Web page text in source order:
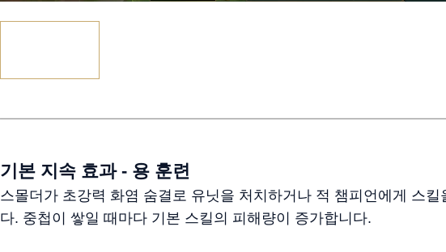
기본 지속 효과 - 용 훈련
스몰더가 초강력 화염 숨결로 유닛을 처치하거나 적 챔피언에게 스
다. 중첩이 쌓일 때마다 기본 스킬의 피해량이 증가합니다.